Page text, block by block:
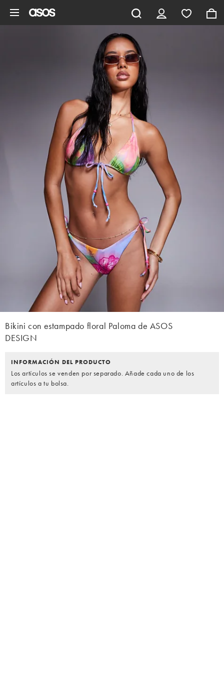
Bikini con estampado floral Paloma de ASOS
DESIGN
INFORMACIÓN DEL PRODUCTO
Los artículos se venden por separado. Añade cada uno de los
artículos a tu bolsa.